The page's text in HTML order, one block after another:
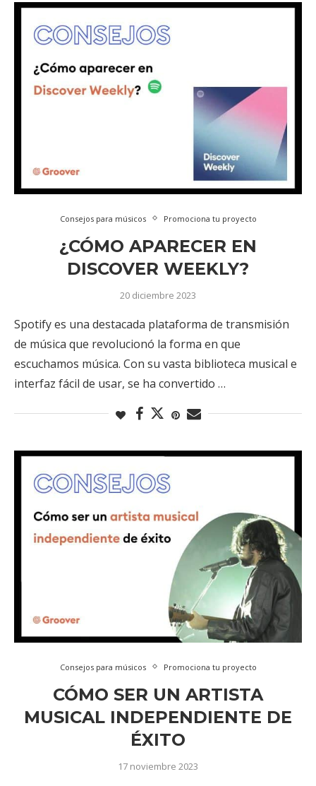
Consejos para músicos Promociona tu proyecto
¿CÓMO APARECER EN
DISCOVER WEEKLY?
20 diciembre 2023
Spotify es una destacada plataforma de transmisión
de música que revolucionó la forma en que
escuchamos música. Con su vasta biblioteca musical e
interfaz fácil de usar, se ha convertido …
Consejos para músicos Promociona tu proyecto
CÓMO SER UN ARTISTA
MUSICAL INDEPENDIENTE DE
ÉXITO
17 noviembre 2023